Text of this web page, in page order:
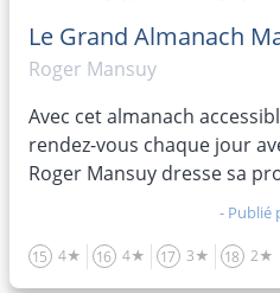
Art
calcul mental
Politique
Le Grand Almanach
Roger Mansuy
Avec cet almanach
rendez-vous chaque jour
Roger Mansuy dresse sa
- Publié
15 4★ 16 4★ 17 3★ 18 2★